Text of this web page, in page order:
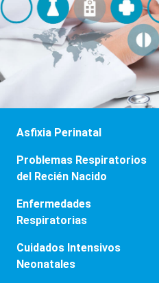
Asfixia Perinatal
Problemas Respiratorios
del Recién Nacido
Enfermedades
Respiratorias
Cuidados Intensivos
Neonatales